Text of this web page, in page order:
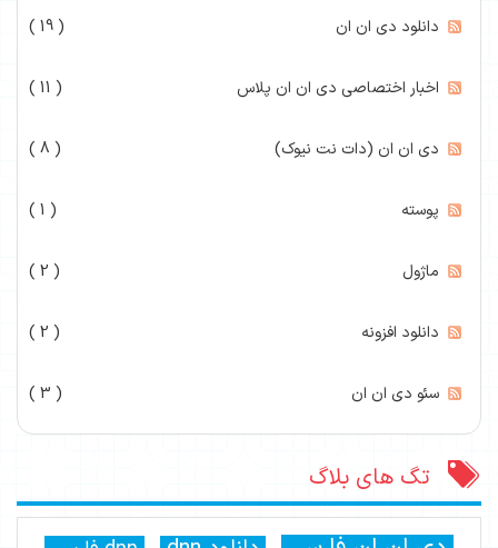
دانلود دی ان ان ( 19 )
اخبار اختصاصی دی ان ان پلاس ( 11 )
دی ان ان (دات نت نیوک) ( 8 )
پوسته ( 1 )
ماژول ( 2 )
دانلود افزونه ( 2 )
سئو دی ان ان ( 3 )
تگ های بلاگ